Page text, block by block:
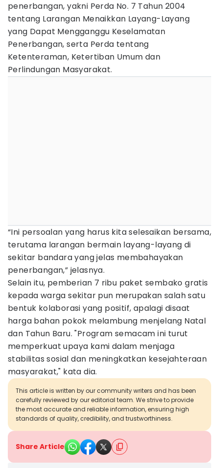
penerbangan, yakni Perda No. 7 Tahun 2004
tentang Larangan Menaikkan Layang-Layang
yang Dapat Mengganggu Keselamatan
Penerbangan, serta Perda tentang
Ketenteraman, Ketertiban Umum dan
Perlindungan Masyarakat.
“Ini persoalan yang harus kita selesaikan bersama,
terutama larangan bermain layang-layang di
sekitar bandara yang jelas membahayakan
penerbangan,” jelasnya.
Selain itu, pemberian 7 ribu paket sembako gratis
kepada warga sekitar pun merupakan salah satu
bentuk kolaborasi yang positif, apalagi disaat
harga bahan pokok melambung menjelang Natal
dan Tahun Baru. "Program semacam ini turut
memperkuat upaya kami dalam menjaga
stabilitas sosial dan meningkatkan kesejahteraan
masyarakat," kata dia.
This article is written by our community writers and has been
carefully reviewed by our editorial team. We strive to provide
the most accurate and reliable information, ensuring high
standards of quality, credibility, and trustworthiness.
Share Article